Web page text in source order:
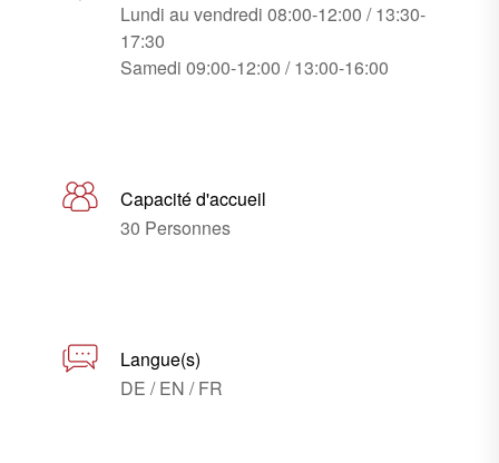
Lundi au vendredi 08:00-12:00 / 13:30-
17:30
Samedi 09:00-12:00 / 13:00-16:00
Capacité d'accueil
30 Personnes
Langue(s)
DE / EN / FR